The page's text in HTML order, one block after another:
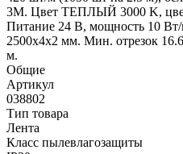
3M. Цвет ТЕПЛЫЙ 3000 K,
Питание 24 В, мощность 10
2500x4x2 мм. Мин. отрезок
м.
Общие
Артикул
038802
Тип товара
Лента
Класс пылевлагозащиты